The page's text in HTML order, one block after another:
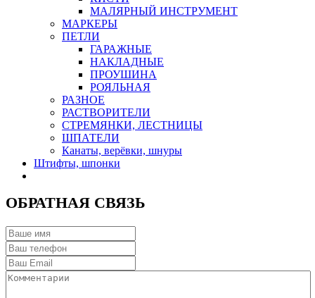
МАЛЯРНЫЙ ИНСТРУМЕНТ
МАРКЕРЫ
ПЕТЛИ
ГАРАЖНЫЕ
НАКЛАДНЫЕ
ПРОУШИНА
РОЯЛЬНАЯ
РАЗНОЕ
РАСТВОРИТЕЛИ
СТРЕМЯНКИ, ЛЕСТНИЦЫ
ШПАТЕЛИ
Канаты, верёвки, шнуры
Штифты, шпонки
ОБРАТНАЯ СВЯЗЬ